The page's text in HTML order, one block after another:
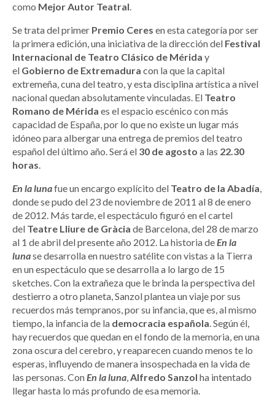
como Mejor Autor Teatral.
Se trata del primer Premio Ceres en esta categoría por ser
la primera edición, una iniciativa de la dirección del Festival
Internacional de Teatro Clásico de Mérida y
el Gobierno de Extremadura con la que la capital
extremeña, cuna del teatro, y esta disciplina artística a nivel
nacional quedan absolutamente vinculadas. El Teatro
Romano de Mérida es el espacio escénico con más
capacidad de España, por lo que no existe un lugar más
idóneo para albergar una entrega de premios del teatro
español del último año. Será el 30 de agosto a las 22.30
horas.
En la lunafue un encargo explícito del Teatro de la Abadía,
donde se pudo del 23 de noviembre de 2011 al 8 de enero
de 2012. Más tarde, el espectáculo figuró en el cartel
del Teatre Lliure de Gràcia de Barcelona, del 28 de marzo
al 1 de abril del presente año 2012. La historia deEn la
lunase desarrolla en nuestro satélite con vistas a la Tierra
en un espectáculo que se desarrolla a lo largo de 15
sketches. Con la extrañeza que le brinda la perspectiva del
destierro a otro planeta, Sanzol plantea un viaje por sus
recuerdos más tempranos, por su infancia, que es, al mismo
tiempo, la infancia de la democracia española. Según él,
hay recuerdos que quedan en el fondo de la memoria, en una
zona oscura del cerebro, y reaparecen cuando menos te lo
esperas, influyendo de manera insospechada en la vida de
las personas. ConEn la luna,Alfredo Sanzol ha intentado
llegar hasta lo más profundo de esa memoria.